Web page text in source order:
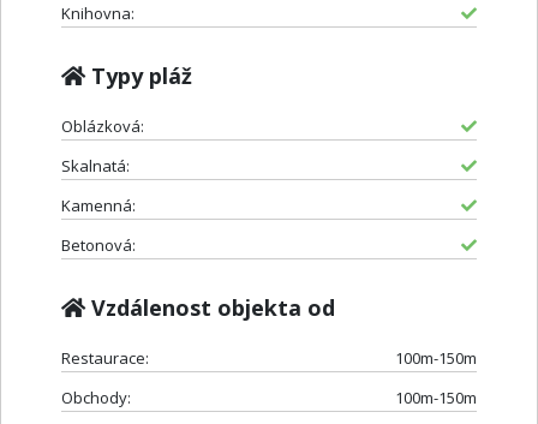
Knihovna:
Typy pláž
Oblázková:
Skalnatá:
Kamenná:
Betonová:
Vzdálenost objekta od
Restaurace:
100m-150m
Obchody:
100m-150m